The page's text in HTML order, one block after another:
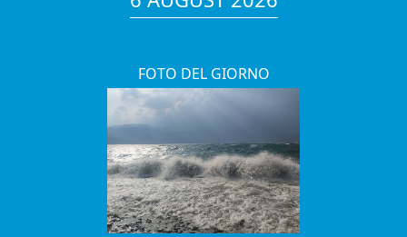
FOTO DEL GIORNO